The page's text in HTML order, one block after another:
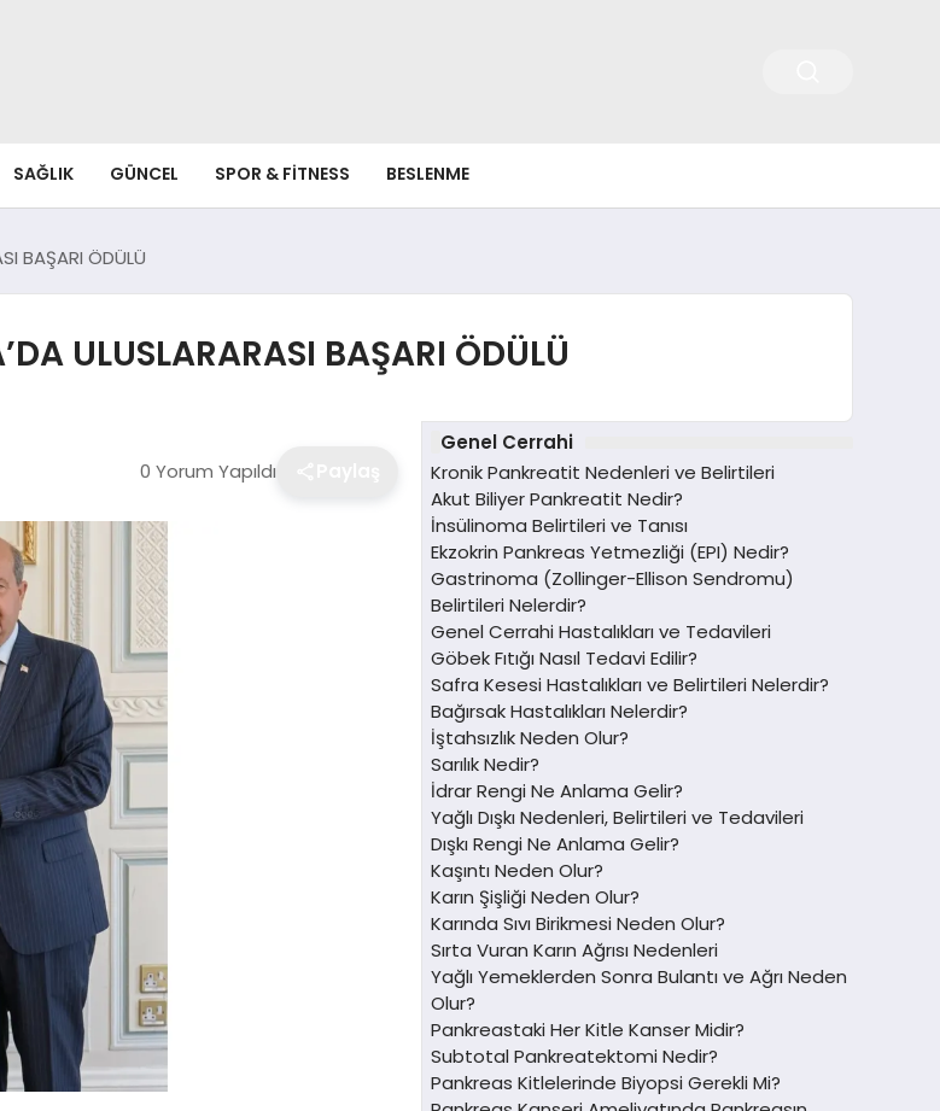
SAĞLIK GÜNCEL SPOR & FITNESS BESLENME
BAŞARI ÖDÜLÜ
ULUSLARARASI BAŞARI ÖDÜLÜ
0 Yorum Yapıldı
Genel Cerrahi
Kronik Pankreatit Nedenleri ve Belirtileri
Akut Biliyer Pankreatit Nedir?
İnsülinoma Belirtileri ve Tanısı
Ekzokrin Pankreas Yetmezliği (EPI) Nedir?
Gastrinoma (Zollinger-Ellison Sendromu)
Belirtileri Nelerdir?
Genel Cerrahi Hastalıkları ve Tedavileri
Göbek Fıtığı Nasıl Tedavi Edilir?
Safra Kesesi Hastalıkları ve Belirtileri Nelerdir?
Bağırsak Hastalıkları Nelerdir?
İştahsızlık Neden Olur?
Sarılık Nedir?
İdrar Rengi Ne Anlama Gelir?
Yağlı Dışkı Nedenleri, Belirtileri ve Tedavileri
Dışkı Rengi Ne Anlama Gelir?
Kaşıntı Neden Olur?
Karın Şişliği Neden Olur?
Karında Sıvı Birikmesi Neden Olur?
Sırta Vuran Karın Ağrısı Nedenleri
Yağlı Yemeklerden Sonra Bulantı ve Ağrı Neden
Olur?
Pankreastaki Her Kitle Kanser Midir?
Subtotal Pankreatektomi Nedir?
Pankreas Kitlelerinde Biyopsi Gerekli Mi?